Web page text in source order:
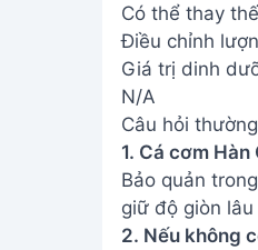
Có thể thay
Điều chỉnh
Giá trị dinh
N/A
Câu hỏi
1. Cá cơm
Bảo quản
giữ độ giòn
2. Nếu không